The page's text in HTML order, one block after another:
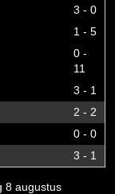
3 - 0
1 - 5
0 -
11
3 - 1
2 - 2
0 - 0
3 - 1
8 augustus